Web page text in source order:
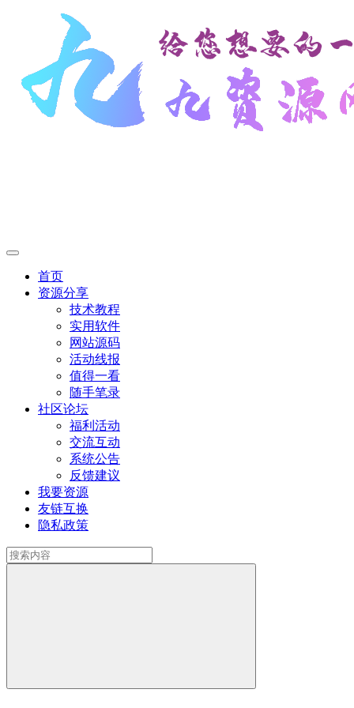
首页
资源分享
技术教程
实用软件
网站源码
活动线报
值得一看
随手笔录
社区论坛
福利活动
交流互动
系统公告
反馈建议
我要资源
友链互换
隐私政策